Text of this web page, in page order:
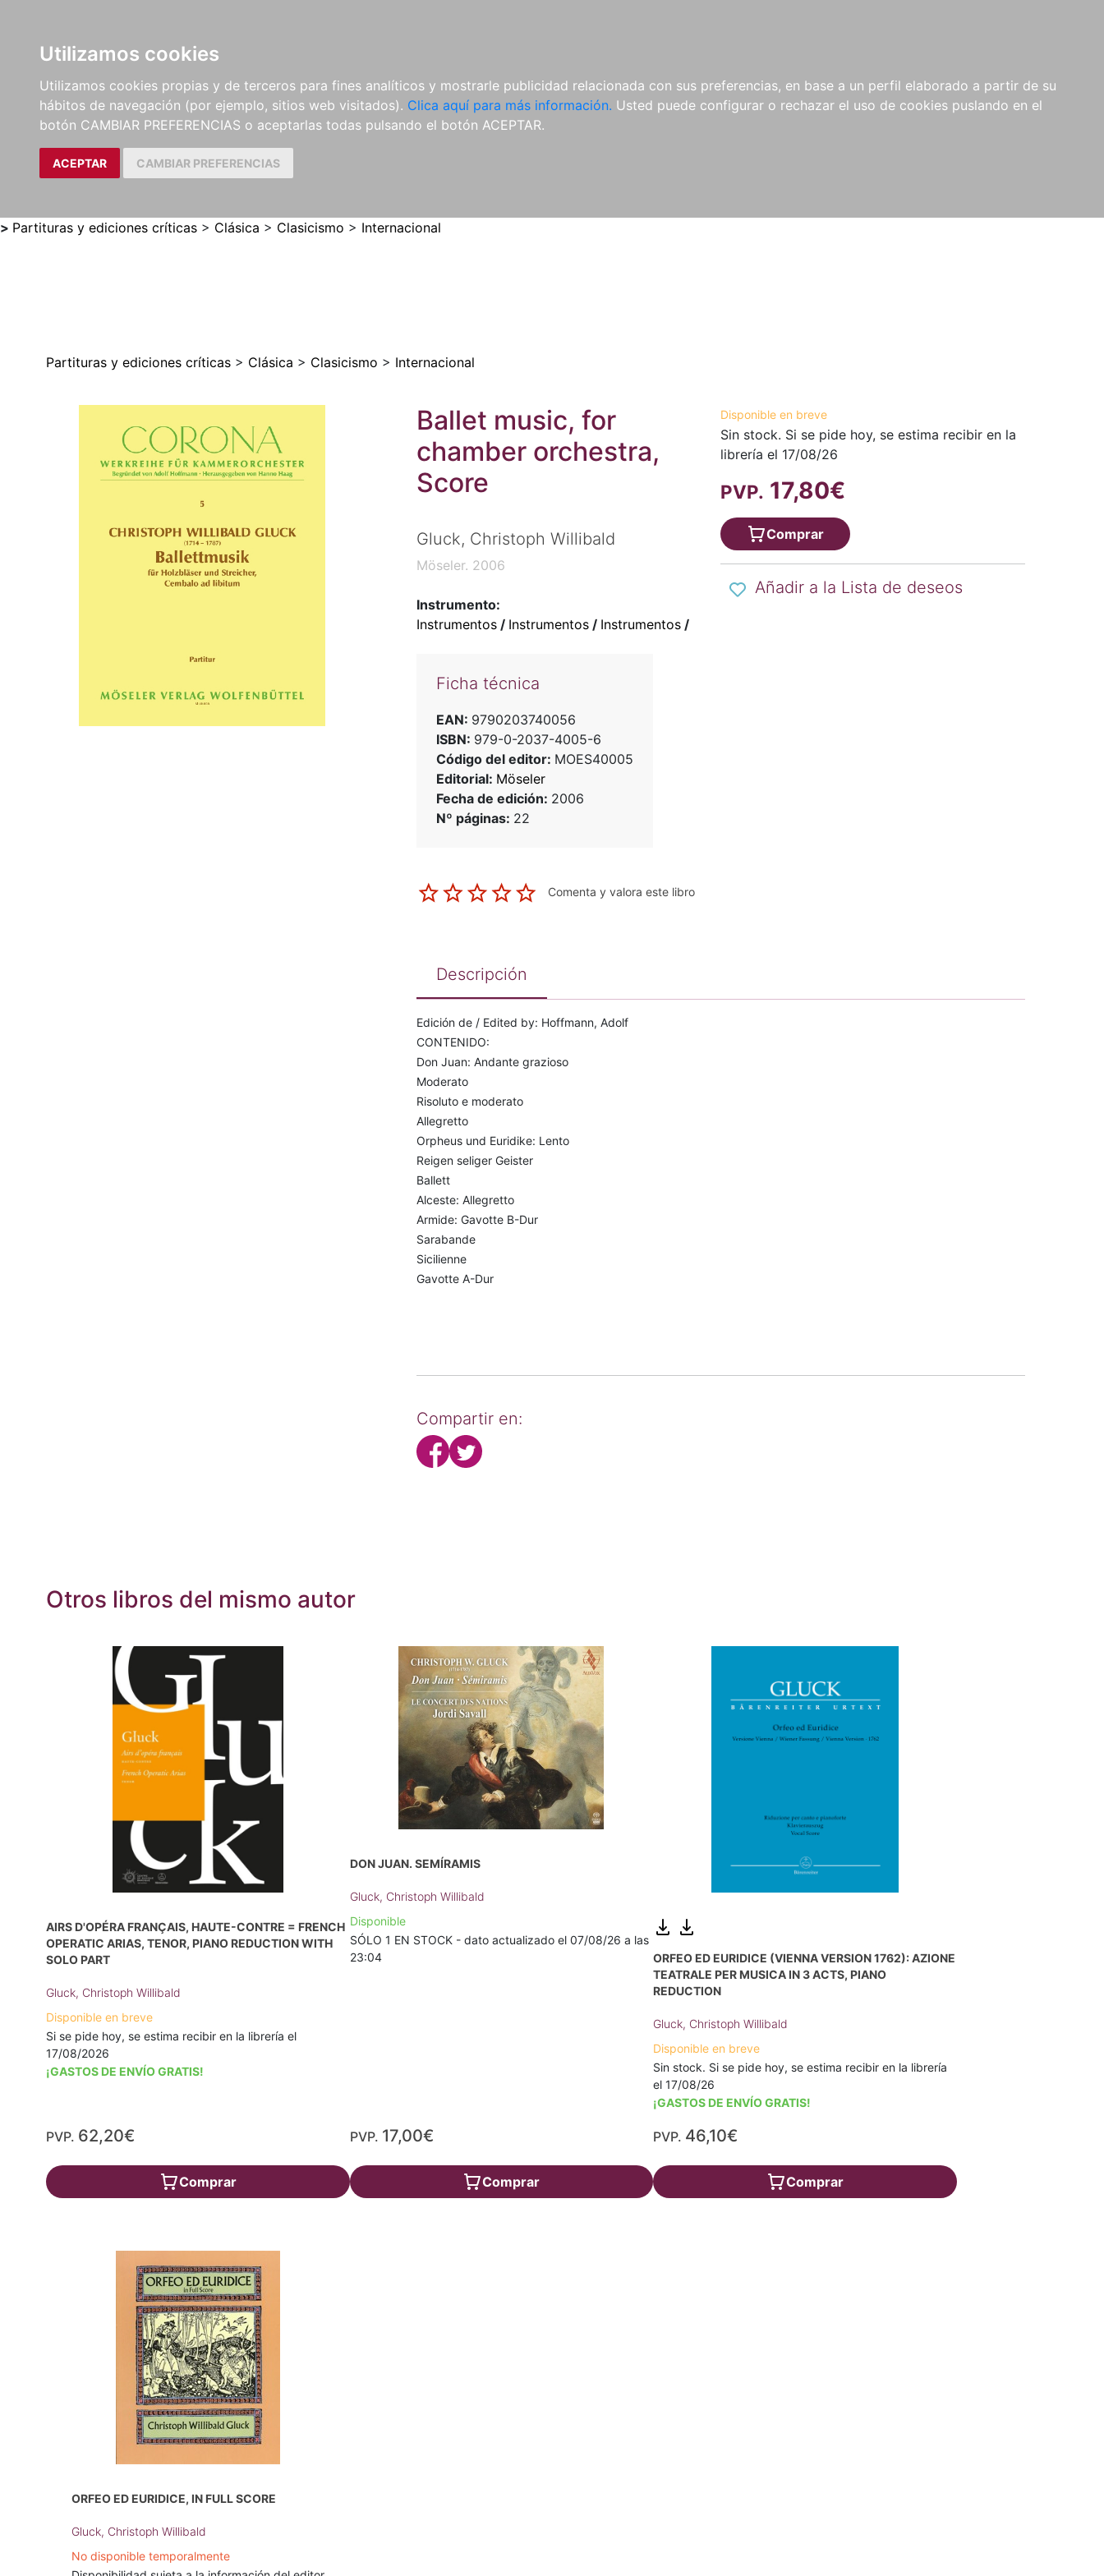
Utilizamos cookies
Utilizamos cookies propias y de terceros para fines analíticos y mostrarle publicidad relacionada con sus preferencias, en base a un perfil elaborado a partir de su
hábitos de navegación (por ejemplo, sitios web visitados). Clica aquí para más información. Usted puede configurar o rechazar el uso de cookies puslando en el
botón CAMBIAR PREFERENCIAS o aceptarlas todas pulsando el botón ACEPTAR.
ACEPTAR CAMBIAR PREFERENCIAS
LIBROS
MÉTODOS Y
EJERCICIOS
PARTITURAS Y EDICIONES
CRÍTICAS
REVISTAS
CDS Y
DVDS
MATERIAL
COMPLEMENTARIO
NOVEDADES NOTICIAS
COMPRAS
INSTITUCIONALES
> Partituras y ediciones críticas > Clásica > Clasicismo > Internacional
Partituras y ediciones críticas > Clásica > Clasicismo > Internacional
Ballet music, for
chamber orchestra,
Score
Gluck, Christoph Willibald
Möseler. 2006
Instrumento:
Instrumentos/ Instrumentos/ Instrumentos/
Ficha técnica
EAN: 9790203740056
ISBN: 979-0-2037-4005-6
Código del editor: MOES40005
Editorial: Möseler
Fecha de edición: 2006
Nº páginas: 22
Comenta y valora este libro
Disponible en breve
Sin stock. Si se pide hoy, se estima recibir en la
librería el 17/08/26
PVP. 17,80€
Comprar
Añadir a la Lista de deseos
Descripción
Edición de / Edited by: Hoffmann, Adolf
CONTENIDO:
Don Juan: Andante grazioso
Moderato
Risoluto e moderato
Allegretto
Orpheus und Euridike: Lento
Reigen seliger Geister
Ballett
Alceste: Allegretto
Armide: Gavotte B-Dur
Sarabande
Sicilienne
Gavotte A-Dur
Compartir en:
Otros libros del mismo autor
AIRS D'OPÉRA FRANÇAIS, HAUTE-CONTRE = FRENCH
OPERATIC ARIAS, TENOR, PIANO REDUCTION WITH
SOLO PART
Gluck, Christoph Willibald
Disponible en breve
Si se pide hoy, se estima recibir en la librería el
17/08/2026
¡GASTOS DE ENVÍO GRATIS!
PVP. 62,20€
Comprar
DON JUAN. SEMÍRAMIS
Gluck, Christoph Willibald
Disponible
SÓLO 1 EN STOCK - dato actualizado el 07/08/26 a las
23:04
PVP. 17,00€
Comprar
ORFEO ED EURIDICE (VIENNA VERSION 1762): AZIONE
TEATRALE PER MUSICA IN 3 ACTS, PIANO
REDUCTION
Gluck, Christoph Willibald
Disponible en breve
Sin stock. Si se pide hoy, se estima recibir en la librería
el 17/08/26
¡GASTOS DE ENVÍO GRATIS!
PVP. 46,10€
Comprar
ORFEO ED EURIDICE, IN FULL SCORE
Gluck, Christoph Willibald
No disponible temporalmente